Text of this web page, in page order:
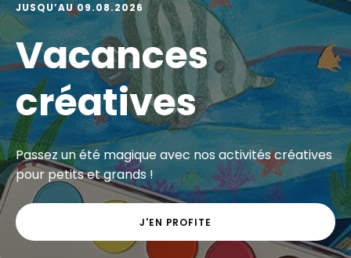
JUSQU’AU 09.08.2026
Vacances
créatives
Passez un été magique avec nos activités créatives
pour petits et grands !
J'EN PROFITE